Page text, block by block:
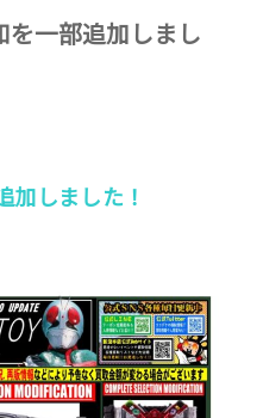
を一部追加しまし
加しました！